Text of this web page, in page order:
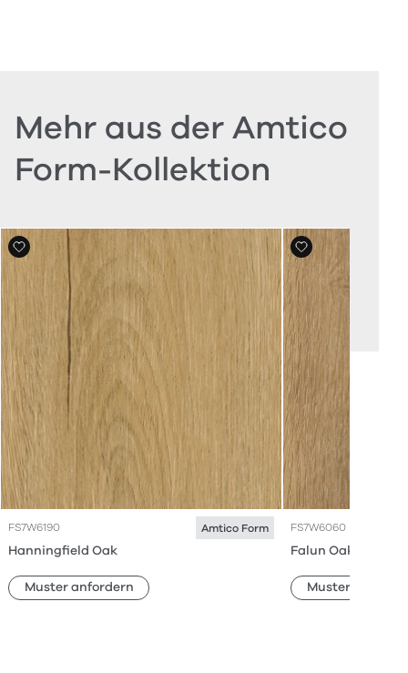
Mehr aus der Amtico
Form-Kollektion
FS7W6190 Amtico Form
Hanningfield Oak
Muster anfordern
FS7W6060
Falun Oak
Muster